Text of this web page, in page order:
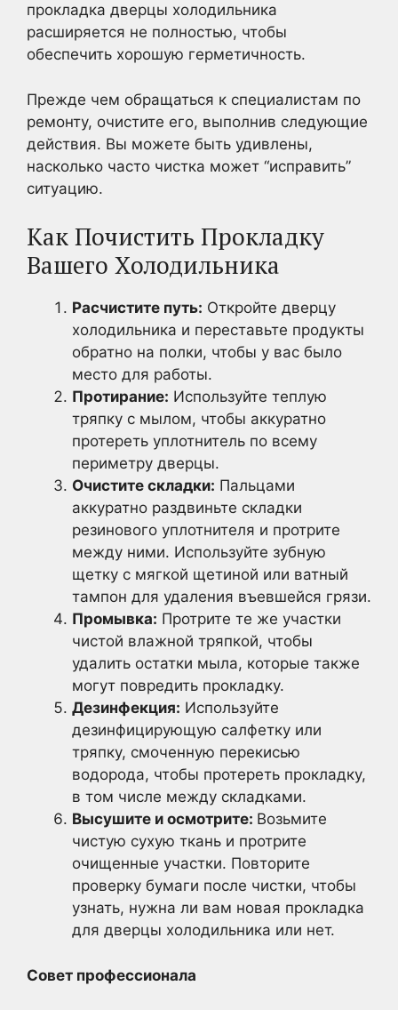
прокладка дверцы холодильника
расширяется не полностью, чтобы
обеспечить хорошую герметичность.
Прежде чем обращаться к специалистам по
ремонту, очистите его, выполнив следующие
действия. Вы можете быть удивлены,
насколько часто чистка может “исправить”
ситуацию.
Как Почистить Прокладку
Вашего Холодильника
Расчистите путь: Откройте дверцу
холодильника и переставьте продукты
обратно на полки, чтобы у вас было
место для работы.
Протирание: Используйте теплую
тряпку с мылом, чтобы аккуратно
протереть уплотнитель по всему
периметру дверцы.
Очистите складки: Пальцами
аккуратно раздвиньте складки
резинового уплотнителя и протрите
между ними. Используйте зубную
щетку с мягкой щетиной или ватный
тампон для удаления въевшейся грязи.
Промывка: Протрите те же участки
чистой влажной тряпкой, чтобы
удалить остатки мыла, которые также
могут повредить прокладку.
Дезинфекция: Используйте
дезинфицирующую салфетку или
тряпку, смоченную перекисью
водорода, чтобы протереть прокладку,
в том числе между складками.
Высушите и осмотрите: Возьмите
чистую сухую ткань и протрите
очищенные участки. Повторите
проверку бумаги после чистки, чтобы
узнать, нужна ли вам новая прокладка
для дверцы холодильника или нет.
Совет профессионала